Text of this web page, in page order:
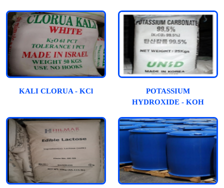
KALI CLORUA - KCl
POTASSIUM
HYDROXIDE - KOH